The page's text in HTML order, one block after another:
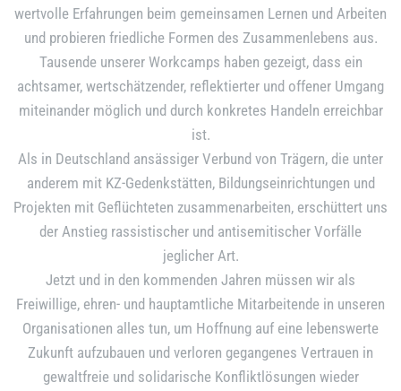
wertvolle Erfahrungen beim gemeinsamen Lernen und Arbeiten
und probieren friedliche Formen des Zusammenlebens aus.
Tausende unserer Workcamps haben gezeigt, dass ein
achtsamer, wertschätzender, reflektierter und offener Umgang
miteinander möglich und durch konkretes Handeln erreichbar
ist.
Als in Deutschland ansässiger Verbund von Trägern, die unter
anderem mit KZ-Gedenkstätten, Bildungseinrichtungen und
Projekten mit Geflüchteten zusammenarbeiten, erschüttert uns
der Anstieg rassistischer und antisemitischer Vorfälle
jeglicher Art.
Jetzt und in den kommenden Jahren müssen wir als
Freiwillige, ehren- und hauptamtliche Mitarbeitende in unseren
Organisationen alles tun, um Hoffnung auf eine lebenswerte
Zukunft aufzubauen und verloren gegangenes Vertrauen in
gewaltfreie und solidarische Konfliktlösungen wieder